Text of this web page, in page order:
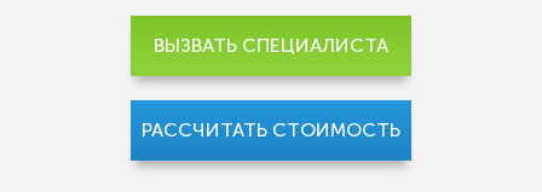
ВЫЗВАТЬ СПЕЦИАЛИСТА
РАССЧИТАТЬ СТОИМОСТЬ